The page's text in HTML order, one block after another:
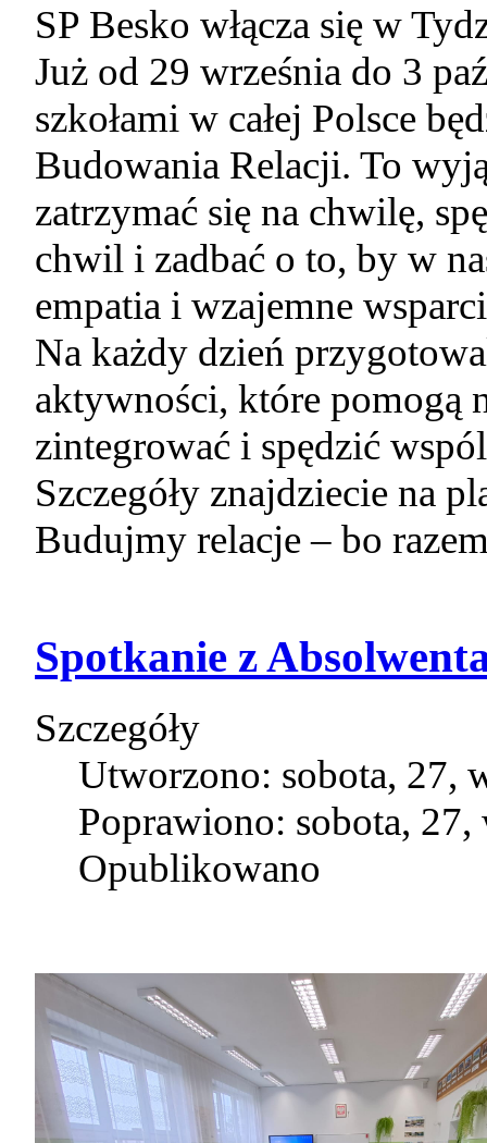
SP Besko włącza się w
Już od 29 września do 3
szkołami w całej Polsce
Budowania Relacji. To
zatrzymać się na chwilę,
chwil i zadbać o to, by w
empatia i wzajemne
Na każdy dzień
aktywności, które pomogą
zintegrować i spędzić
Szczegóły znajdziecie na
Budujmy relacje – bo
Spotkanie z
Szczegóły
Utworzono: sobota, 27,
Poprawiono: sobota,
Opublikowano